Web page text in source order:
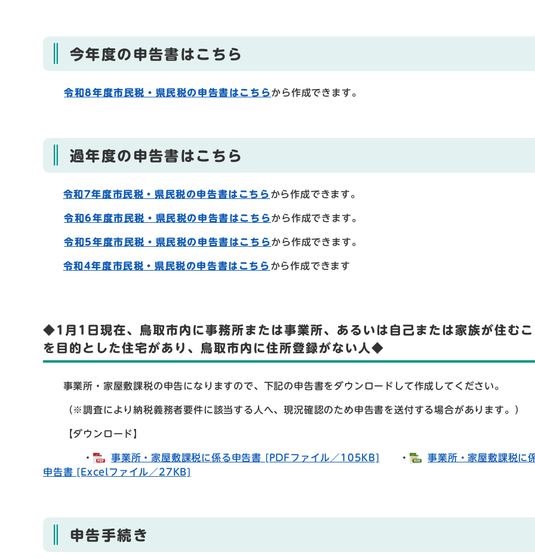
今年度の申告書はこちら
令和8年度市民税・県民税の申告書はこちらから作成できます。
過年度の申告書はこちら
令和7年度市民税・県民税の申告書はこちら から作成できます。
令和6年度市民税・県民税の申告書はこちらから作成できます。
令和5年度市民税・県民税の申告書はこちらから作成できます。
令和4年度市民税・県民税の申告書はこちら から作成できます
◆1月1日現在、鳥取市内に事務所または事業所、あるいは自己または家族が住む
を目的とした住宅があり、鳥取市内に住所登録がない人◆
事業所・家屋敷課税の申告になりますので、下記の申告書をダウンロードして作成してください。
（※調査により納税義務者要件に該当する人へ、現況確認のため申告書を送付する場合があります。）
【ダウンロード】
・ 事業所・家屋敷課税に係る申告書 [PDFファイル／105KB] ・
事業所・家屋敷課税に
申告書 [Excelファイル／27KB]
申告手続き